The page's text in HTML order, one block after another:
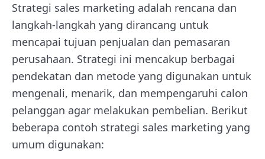
Strategi sales marketing adalah rencana dan
langkah-langkah yang dirancang untuk
mencapai tujuan penjualan dan pemasaran
perusahaan. Strategi ini mencakup berbagai
pendekatan dan metode yang digunakan untuk
mengenali, menarik, dan mempengaruhi calon
pelanggan agar melakukan pembelian. Berikut
beberapa contoh strategi sales marketing yang
umum digunakan: